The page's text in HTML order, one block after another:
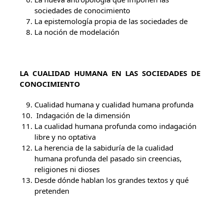
sociedades de conocimiento
La epistemología propia de las sociedades de
La noción de modelación
LA CUALIDAD HUMANA EN LAS SOCIEDADES DE
CONOCIMIENTO
Cualidad humana y cualidad humana profunda
Indagación de la dimensión
La cualidad humana profunda como indagación
libre y no optativa
La herencia de la sabiduría de la cualidad
humana profunda del pasado sin creencias,
religiones ni dioses
Desde dónde hablan los grandes textos y qué
pretenden